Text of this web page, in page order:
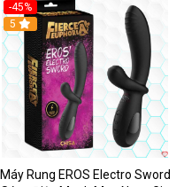
-45%
5
Máy Rung EROS Electro Sword